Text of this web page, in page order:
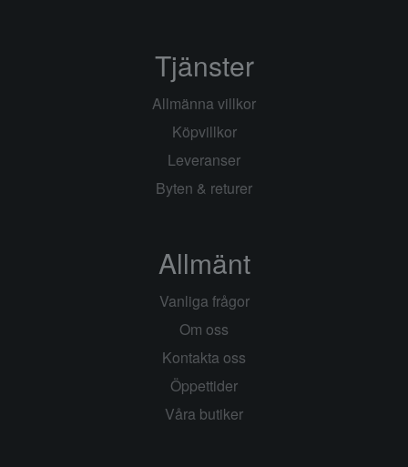
Tjänster
Allmänna villkor
Köpvillkor
Leveranser
Byten & returer
Allmänt
Vanliga frågor
Om oss
Kontakta oss
Öppettider
Våra butiker